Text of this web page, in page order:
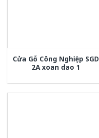
Cửa Gỗ Công Nghiệp SGD
2A xoan dao 1